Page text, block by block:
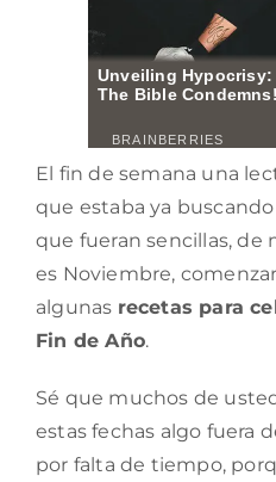
El fin de semana una
que estaba ya buscando
que fueran sencillas, de
es Noviembre,
algunas recetas para
Fin de Año.
Sé que muchos de
estas fechas algo fuera
por falta de tiempo,